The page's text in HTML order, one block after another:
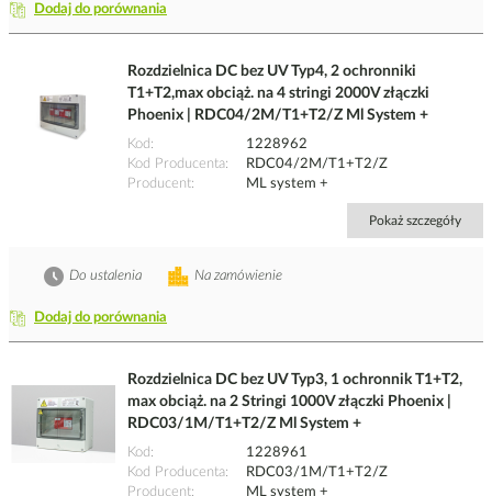
Dodaj do porównania
Rozdzielnica DC bez UV Typ4, 2 ochronniki
T1+T2,max obciąż. na 4 stringi 2000V złączki
Phoenix | RDC04/2M/T1+T2/Z Ml System +
Kod
1228962
Kod Producenta
RDC04/2M/T1+T2/Z
Producent
ML system +
Pokaż szczegóły
Dodaj do porównania
Na zamówienie
Do ustalenia
Rozdzielnica DC bez UV Typ3, 1 ochronnik T1+T2,
max obciąż. na 2 Stringi 1000V złączki Phoenix |
RDC03/1M/T1+T2/Z Ml System +
Kod
1228961
Kod Producenta
RDC03/1M/T1+T2/Z
Producent
ML system +